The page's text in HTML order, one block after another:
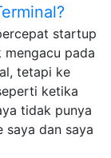
startup
pada
tetapi ke
ketika
tidak punya
saya dan saya